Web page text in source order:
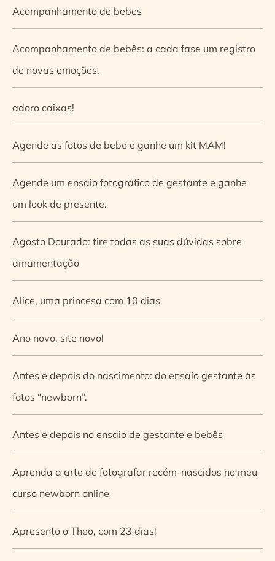
Acompanhamento de bebes
Acompanhamento de bebês: a cada fase um registro
de novas emoções.
adoro caixas!
Agende as fotos de bebe e ganhe um kit MAM!
Agende um ensaio fotográfico de gestante e ganhe
um look de presente.
Agosto Dourado: tire todas as suas dúvidas sobre
amamentação
Alice, uma princesa com 10 dias
Ano novo, site novo!
Antes e depois do nascimento: do ensaio gestante às
fotos “newborn”.
Antes e depois no ensaio de gestante e bebês
Aprenda a arte de fotografar recém-nascidos no meu
curso newborn online
Apresento o Theo, com 23 dias!